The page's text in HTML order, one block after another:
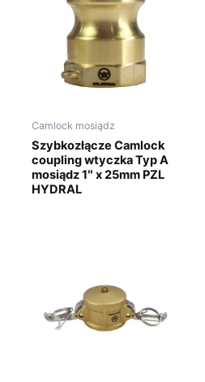
Camlock mosiądz
Szybkozłącze Camlock
coupling wtyczka Typ A
mosiądz 1″ x 25mm PZL
HYDRAL